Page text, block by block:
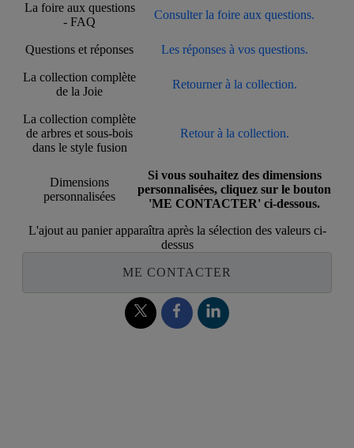
La foire aux questions
- FAQ
Consulter la foire aux questions.
Questions et réponses Les réponses à vos questions.
La collection complète
de la Joie
Retourner à la collection.
La collection complète
de arbres et sous-bois
dans le style fusion
Retour à la collection.
Dimensions
personnalisées
Si vous souhaitez des dimensions
personnalisées, cliquez sur le bouton
'ME CONTACTER' ci-dessous.
L'ajout au panier apparaîtra après la sélection des valeurs ci-
dessus
ME CONTACTER